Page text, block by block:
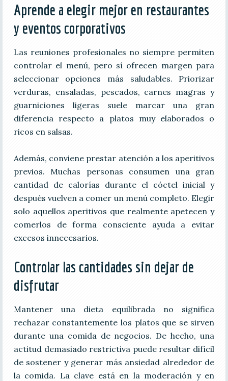
Aprende a elegir mejor en restaurantes
y eventos corporativos
Las reuniones profesionales no siempre permiten
controlar el menú, pero sí ofrecen margen para
seleccionar opciones más saludables. Priorizar
verduras, ensaladas, pescados, carnes magras y
guarniciones ligeras suele marcar una gran
diferencia respecto a platos muy elaborados o
ricos en salsas.
Además, conviene prestar atención a los aperitivos
previos. Muchas personas consumen una gran
cantidad de calorías durante el cóctel inicial y
después vuelven a comer un menú completo. Elegir
solo aquellos aperitivos que realmente apetecen y
comerlos de forma consciente ayuda a evitar
excesos innecesarios.
Controlar las cantidades sin dejar de
disfrutar
Mantener una dieta equilibrada no significa
rechazar constantemente los platos que se sirven
durante una comida de negocios. De hecho, una
actitud demasiado restrictiva puede resultar difícil
de sostener y generar más ansiedad alrededor de
la comida. La clave está en la moderación y en